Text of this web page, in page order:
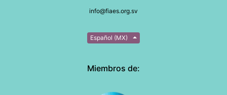
info@fiaes.org.sv
Español (MX)
Miembros de: